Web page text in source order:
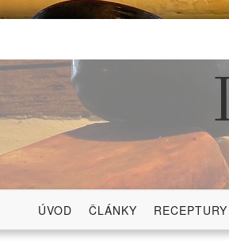
ÚVOD ČLÁNKY RECEPTURY